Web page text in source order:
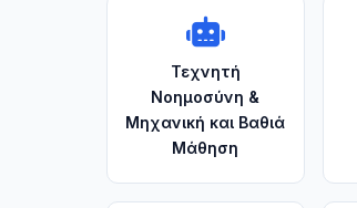
Τεχνητή
Νοημοσύνη &
Μηχανική και Βαθιά
Μάθηση